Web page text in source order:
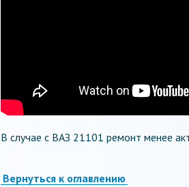
В случае с ВАЗ 21101 ремонт менее
Вернуться к оглавлению